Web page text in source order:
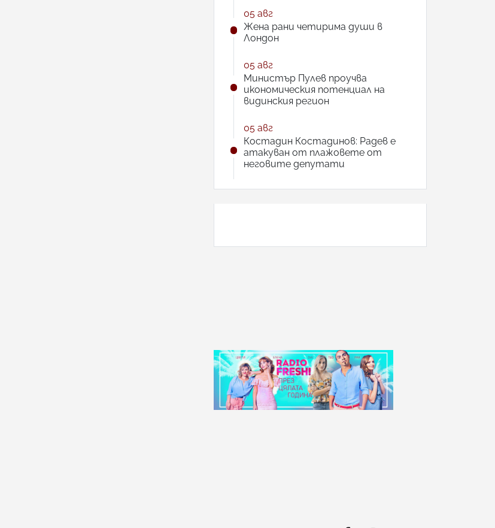
05 авг
Жена рани четирима души в
Лондон
05 авг
Министър Пулев проучва
икономическия потенциал на
видинския регион
05 авг
Костадин Костадинов: Радев е
атакуван от плажoвете от
неговите депутати